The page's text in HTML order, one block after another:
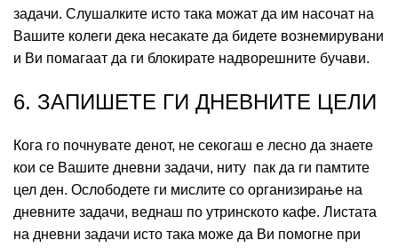
задачи. Слушалките исто така можат да им насочат на
Вашите колеги дека несакате да бидете вознемирувани
и Ви помагаат да ги блокирате надворешните бучави.
6. ЗАПИШЕТЕ ГИ ДНЕВНИТЕ ЦЕЛИ
Кога го почнувате денот, не секогаш е лесно да знаете
кои се Вашите дневни задачи, ниту пак да ги памтите
цел ден. Ослободете ги мислите со организирање на
дневните задачи, веднаш по утринското кафе. Листата
на дневни задачи исто така може да Ви помогне при